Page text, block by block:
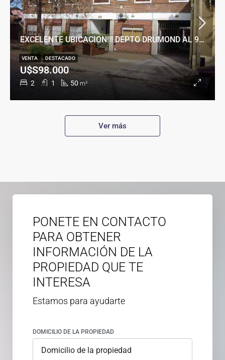
EXCELENTE UBICACION!!! DEPTO DRUMOND AL 900
2 1 50 m²
U$S98.000
VENTA DESTACADO
Ver más
PONETE EN CONTACTO
PARA OBTENER
INFORMACIÓN DE LA
PROPIEDAD QUE TE
INTERESA
Estamos para ayudarte
DOMICILIO DE LA PROPIEDAD